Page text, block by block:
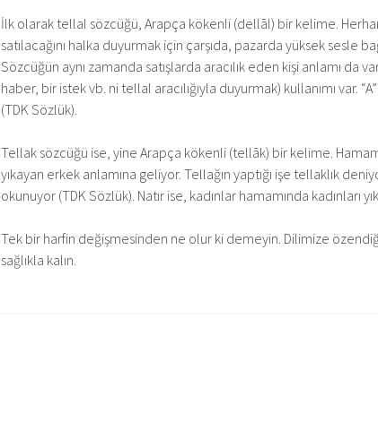
İlk olarak tellal sözcüğü, Arapça kökenli (dellāl) bir kelime.
satılacağını halka duyurmak için çarşıda, pazarda yüksek sesle
Sözcüğün aynı zamanda satışlarda aracılık eden kişi anlamı da
haber, bir istek vb. ni tellal aracılığıyla duyurmak) kullanımı var.
(TDK Sözlük).
Tellak sözcüğü ise, yine Arapça kökenli (tellāk) bir kelime.
yıkayan erkek anlamına geliyor. Tellağın yaptığı işe tellaklık
okunuyor (TDK Sözlük). Natır ise, kadınlar hamamında kadınları
Tek bir harfin değişmesinden ne olur ki demeyin. Dilimize
sağlıkla kalın.